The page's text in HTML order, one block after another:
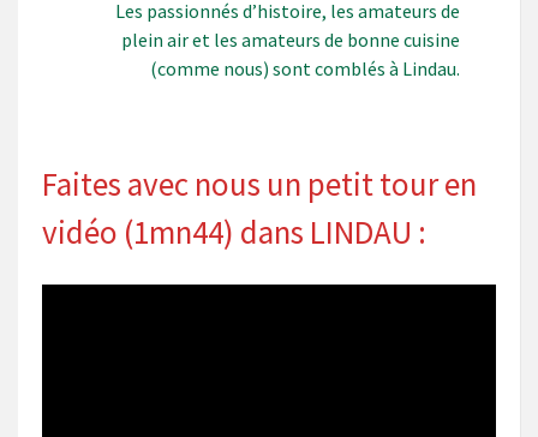
Les passionnés d’histoire, les amateurs de
plein air et les amateurs de bonne cuisine
(comme nous) sont comblés à Lindau.
Faites avec nous un petit tour en
vidéo (1mn44) dans LINDAU :